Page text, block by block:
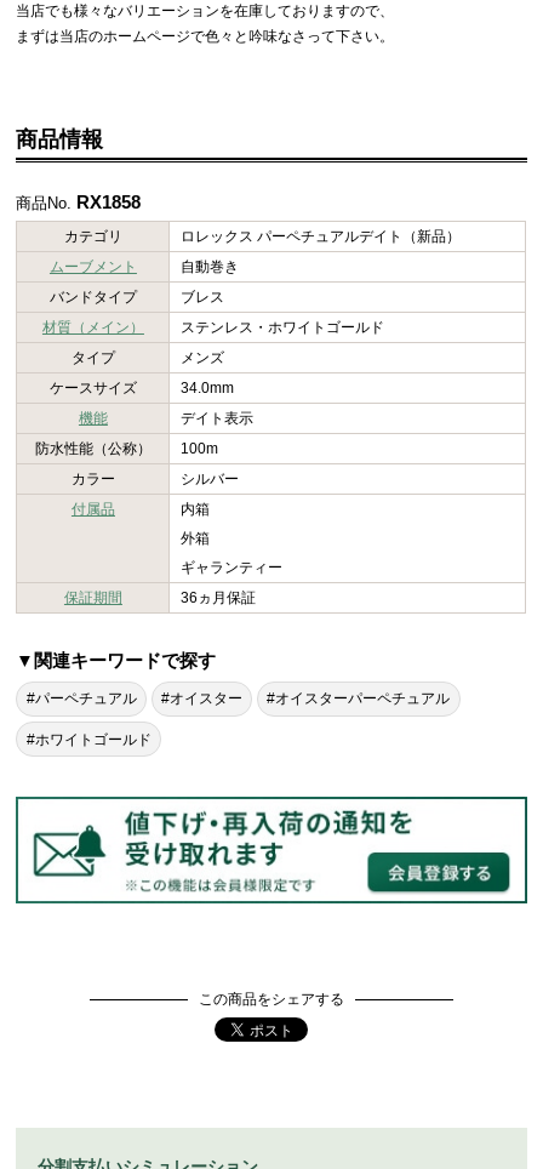
当店でも様々なバリエーションを在庫しておりますので、
まずは当店のホームページで色々と吟味なさって下さい。
商品情報
商品No. RX1858
カテゴリ
ロレックス パーペチュアルデイト（新品）
ムーブメント
自動巻き
バンドタイプ
ブレス
材質（メイン）
ステンレス・ホワイトゴールド
タイプ
メンズ
ケースサイズ
34.0mm
機能
デイト表示
防水性能（公称）
100m
カラー
シルバー
付属品
内箱
外箱
ギャランティー
保証期間
36ヵ月保証
▼関連キーワードで探す
#パーペチュアル #オイスター #オイスターパーペチュアル
#ホワイトゴールド
この商品をシェアする